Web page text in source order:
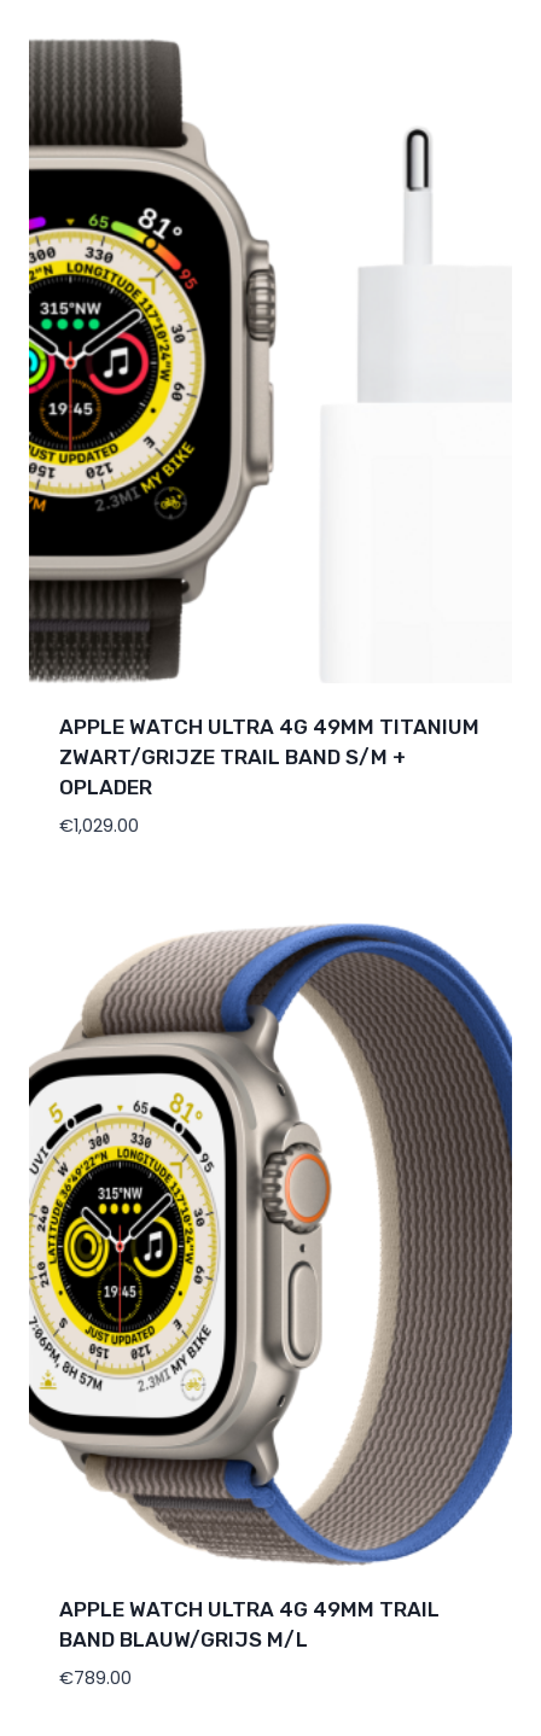
APPLE WATCH ULTRA 4G 49MM TITANIUM
ZWART/GRIJZE TRAIL BAND S/M +
OPLADER
€1,029.00
APPLE WATCH ULTRA 4G 49MM TRAIL
BAND BLAUW/GRIJS M/L
€789.00